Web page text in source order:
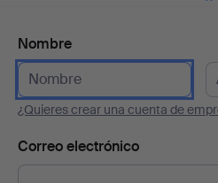
Nombre
¿Quieres crear una cuenta de
Correo electrónico